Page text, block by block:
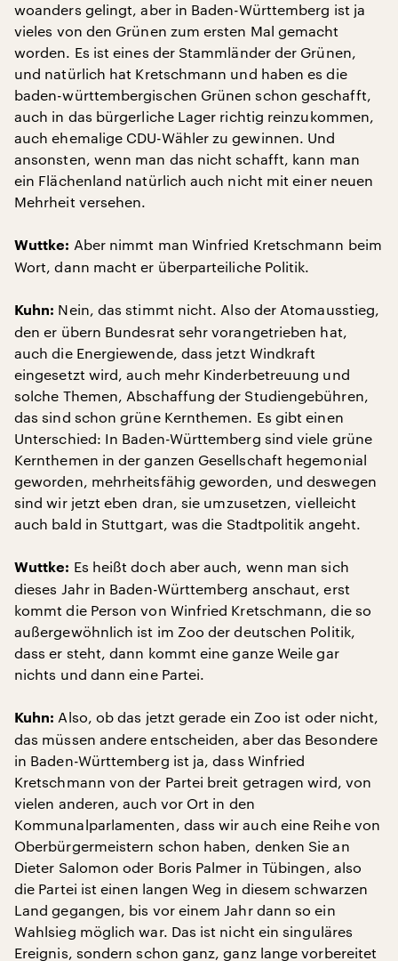
woanders gelingt, aber in Baden-Württemberg ist ja
vieles von den Grünen zum ersten Mal gemacht
worden. Es ist eines der Stammländer der Grünen,
und natürlich hat Kretschmann und haben es die
baden-württembergischen Grünen schon geschafft,
auch in das bürgerliche Lager richtig reinzukommen,
auch ehemalige CDU-Wähler zu gewinnen. Und
ansonsten, wenn man das nicht schafft, kann man
ein Flächenland natürlich auch nicht mit einer neuen
Mehrheit versehen.
Wuttke: Aber nimmt man Winfried Kretschmann beim
Wort, dann macht er überparteiliche Politik.
Kuhn: Nein, das stimmt nicht. Also der Atomausstieg,
den er übern Bundesrat sehr vorangetrieben hat,
auch die Energiewende, dass jetzt Windkraft
eingesetzt wird, auch mehr Kinderbetreuung und
solche Themen, Abschaffung der Studiengebühren,
das sind schon grüne Kernthemen. Es gibt einen
Unterschied: In Baden-Württemberg sind viele grüne
Kernthemen in der ganzen Gesellschaft hegemonial
geworden, mehrheitsfähig geworden, und deswegen
sind wir jetzt eben dran, sie umzusetzen, vielleicht
auch bald in Stuttgart, was die Stadtpolitik angeht.
Wuttke: Es heißt doch aber auch, wenn man sich
dieses Jahr in Baden-Württemberg anschaut, erst
kommt die Person von Winfried Kretschmann, die so
außergewöhnlich ist im Zoo der deutschen Politik,
dass er steht, dann kommt eine ganze Weile gar
nichts und dann eine Partei.
Kuhn: Also, ob das jetzt gerade ein Zoo ist oder nicht,
das müssen andere entscheiden, aber das Besondere
in Baden-Württemberg ist ja, dass Winfried
Kretschmann von der Partei breit getragen wird, von
vielen anderen, auch vor Ort in den
Kommunalparlamenten, dass wir auch eine Reihe von
Oberbürgermeistern schon haben, denken Sie an
Dieter Salomon oder Boris Palmer in Tübingen, also
die Partei ist einen langen Weg in diesem schwarzen
Land gegangen, bis vor einem Jahr dann so ein
Wahlsieg möglich war. Das ist nicht ein singuläres
Ereignis, sondern schon ganz, ganz lange vorbereitet